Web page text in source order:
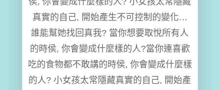
真實的自己, 開始產生不可控制的變化…
誰能幫她找回真我? 當你想要取悅所有人
的時侯, 你會變成什麼樣的人?當你連喜歡
吃的食物都不敢講的時侯, 你會變成什麼樣
的人? 小女孩太常隱藏真實的自己, 開始產